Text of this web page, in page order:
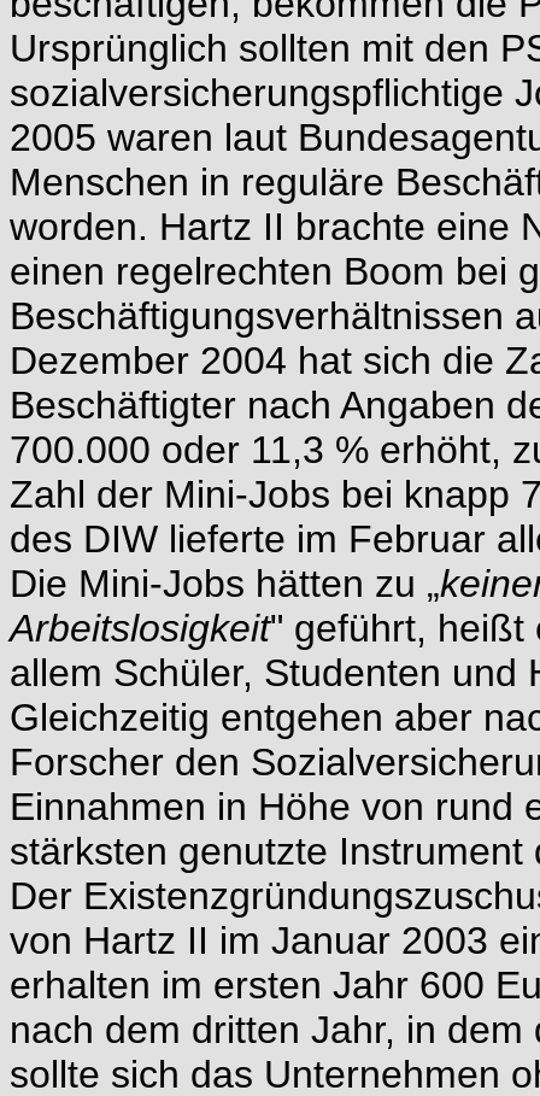
Ursprünglich sollten mit den
sozialversicherungspflichtige
2005 waren laut
Menschen in reguläre
worden. Hartz II brachte eine
einen regelrechten Boom bei
Beschäftigungsverhältnissen
Dezember 2004 hat sich die
Beschäftigter nach Angaben
700.000 oder 11,3 % erhöht,
Zahl der Mini-Jobs bei knapp
des DIW lieferte im Februar
Die Mini-Jobs hätten zu „
Arbeitslosigkeit" geführt, heißt
allem Schüler, Studenten und
Gleichzeitig entgehen aber
Forscher den
Einnahmen in Höhe von rund
stärksten genutzte
Der
von Hartz II im Januar 2003
erhalten im ersten Jahr 600
nach dem dritten Jahr, in
sollte sich das Unternehmen